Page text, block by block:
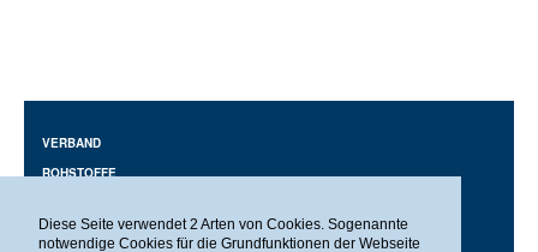
Diese Seite verwendet 2 Arten von Cookies. Sogenannte
notwendige Cookies für die Grundfunktionen der Webseite
VERBAND
ROHSTOFFE
AUSBILDUNG